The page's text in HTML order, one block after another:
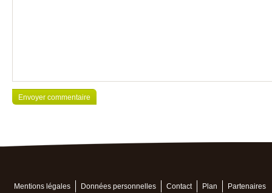
Mentions légales Données personnelles Contact Plan Partenaires